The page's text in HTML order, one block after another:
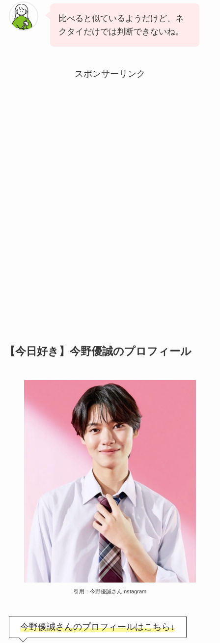
比べると似ているようだけど、ネ
クタイだけでは判断できないね。
スポンサーリンク
【今日好き】今野優誠のプロフィール
引用：今野優誠さんInstagram
今野優誠さんのプロフィールはこちら↓